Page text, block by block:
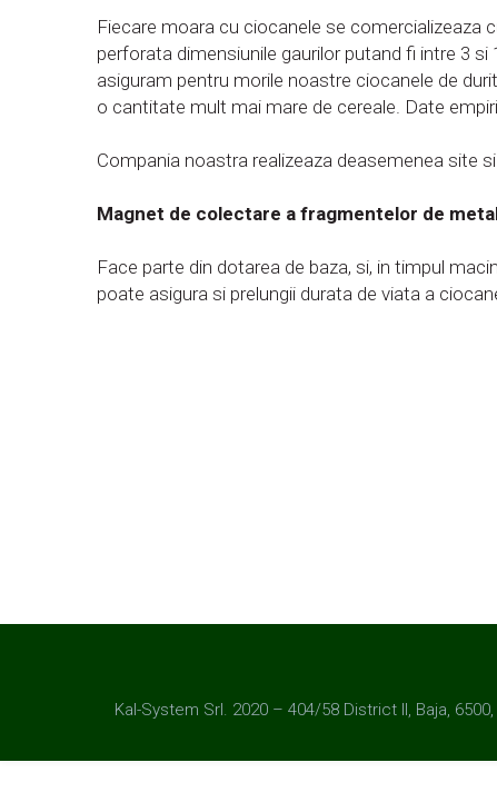
Fiecare moara cu ciocanele se comercializeaza
perforata dimensiunile gaurilor putand fi intre 3
asiguram pentru morile noastre ciocanele de
o cantitate mult mai mare de cereale. Date
Compania noastra realizeaza deasemenea site
Magnet de colectare a fragmentelor de
Face parte din dotarea de baza, si, in timpul
poate asigura si prelungii durata de viata a
Kal-System Srl. 2020 – 404/58 District II, Baja,